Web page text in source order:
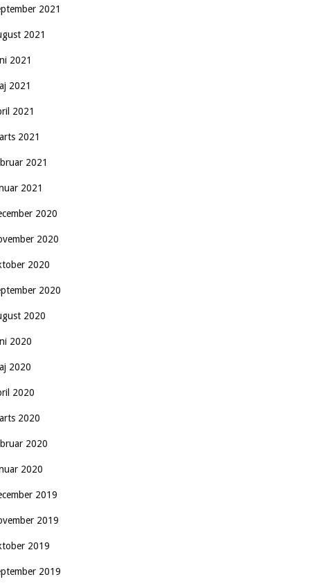
2021
2021
2021
2021
2021
2021
2021
2021
2020
2020
2020
2020
2020
2020
2020
2020
2020
2020
2020
2019
2019
2019
2019